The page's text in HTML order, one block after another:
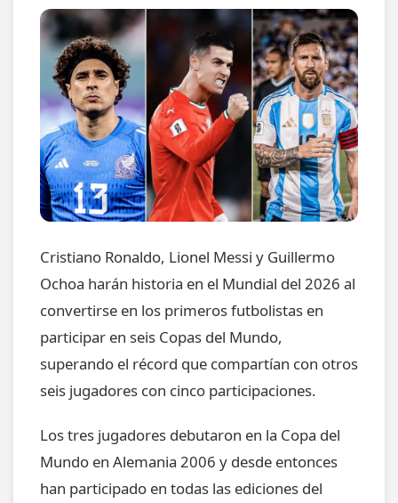
Cristiano Ronaldo, Lionel Messi y Guillermo
Ochoa harán historia en el Mundial del 2026 al
convertirse en los primeros futbolistas en
participar en seis Copas del Mundo,
superando el récord que compartían con otros
seis jugadores con cinco participaciones.
Los tres jugadores debutaron en la Copa del
Mundo en Alemania 2006 y desde entonces
han participado en todas las ediciones del